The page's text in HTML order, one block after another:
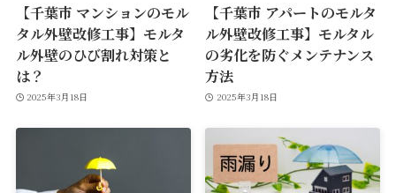
【千葉市 マンションのモル
タル外壁改修工事】モルタ
ル外壁のひび割れ対策と
は？
2025年3月18日
【千葉市 アパートのモルタ
ル外壁改修工事】モルタル
の劣化を防ぐメンテナンス
方法
2025年3月18日